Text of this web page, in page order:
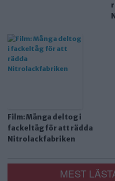
Film: Många deltog i
fackeltåg för att rädda
Nitrolackfabriken
MEST